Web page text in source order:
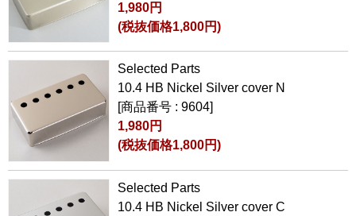
1,980円
(税抜価格1,800円)
Selected Parts
10.4 HB Nickel Silver cover N
[商品番号 : 9604]
1,980円
(税抜価格1,800円)
Selected Parts
10.4 HB Nickel Silver cover C